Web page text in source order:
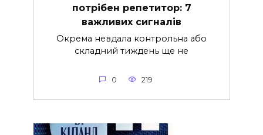
потрібен репетитор: 7
важливих сигналів
Окрема невдала контрольна або
складний тиждень ще не
0 219